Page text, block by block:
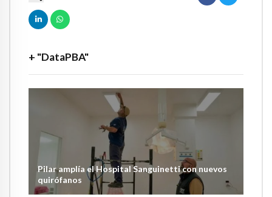
+ "DataPBA"
Pilar amplía el Hospital Sanguinetti con nuevos
quirófanos